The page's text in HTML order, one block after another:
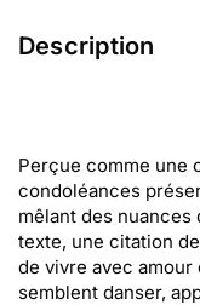
Description
Perçue comme une
condoléances
mêlant des
texte, une citation
de vivre avec amour
semblent danser,